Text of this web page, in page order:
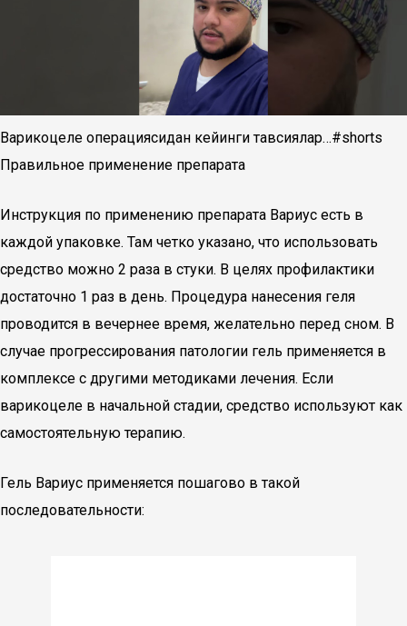
Варикоцеле операциясидан кейинги тавсиялар…#shorts
Правильное применение препарата
Инструкция по применению препарата Вариус есть в
каждой упаковке. Там четко указано, что использовать
средство можно 2 раза в стуки. В целях профилактики
достаточно 1 раз в день. Процедура нанесения геля
проводится в вечернее время, желательно перед сном. В
случае прогрессирования патологии гель применяется в
комплексе с другими методиками лечения. Если
варикоцеле в начальной стадии, средство используют как
самостоятельную терапию.
Гель Вариус применяется пошагово в такой
последовательности: